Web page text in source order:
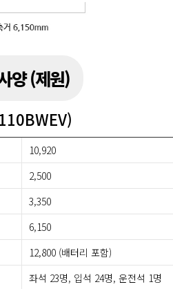
양 (제원)
10,920
2,500
3,350
6,150
12,800 (배터리 포함)
좌석 23명, 입석 24명, 운전석 1명